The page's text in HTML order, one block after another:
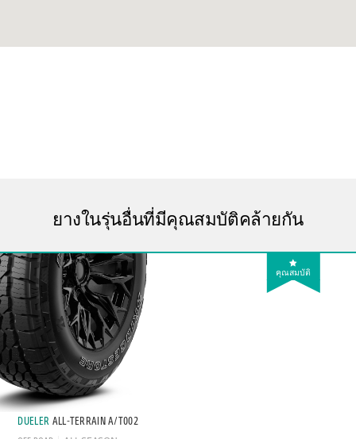
ยางในรุ่นอื่นที่มีคุณสมบัติคล้ายกัน
คุณสมบัติ
DUELER ALL-TERRAIN A/T002